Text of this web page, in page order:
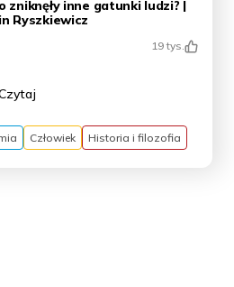
zniknęły inne gatunki ludzi? |
Ryszkiewicz
19 tys.
Człowiek Historia i filozofia